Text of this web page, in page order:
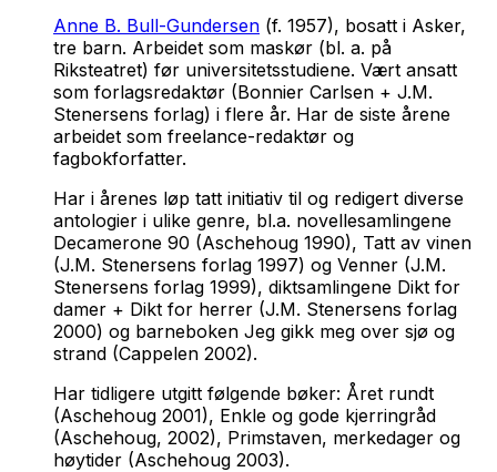
Anne B. Bull-Gundersen (f. 1957), bosatt i Asker,
tre barn. Arbeidet som maskør (bl. a. på
Riksteatret) før universitetsstudiene. Vært ansatt
som forlagsredaktør (Bonnier Carlsen + J.M.
Stenersens forlag) i flere år. Har de siste årene
arbeidet som freelance-redaktør og
fagbokforfatter.
Har i årenes løp tatt initiativ til og redigert diverse
antologier i ulike genre, bl.a. novellesamlingene
Decamerone 90 (Aschehoug 1990), Tatt av vinen
(J.M. Stenersens forlag 1997) og Venner (J.M.
Stenersens forlag 1999), diktsamlingene Dikt for
damer + Dikt for herrer (J.M. Stenersens forlag
2000) og barneboken Jeg gikk meg over sjø og
strand (Cappelen 2002).
Har tidligere utgitt følgende bøker: Året rundt
(Aschehoug 2001), Enkle og gode kjerringråd
(Aschehoug, 2002), Primstaven, merkedager og
høytider (Aschehoug 2003).